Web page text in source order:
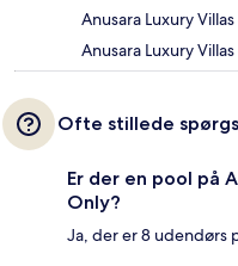
Anusara Luxury
Anusara Luxury
Ofte stillede
Er der en pool på
Only?
Ja, der er 8 udendørs